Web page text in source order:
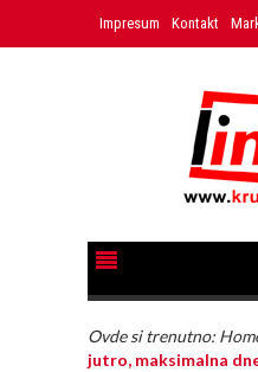
Impresum Kontakt
Ovde si trenutno:
jutro, maksimalna